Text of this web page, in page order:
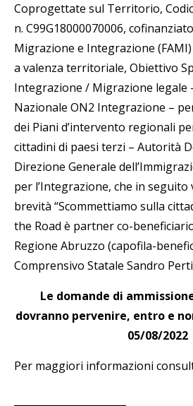
Coprogettate sul Territorio,
n. C99G18000070006,
Migrazione e Integrazione
a valenza territoriale, Obiettivo
Integrazione / Migrazione legale
Nazionale ON2 Integrazione –
dei Piani d’intervento regionali
cittadini di paesi terzi – Autorità
Direzione Generale
per l’Integrazione, che in
brevità “Scommettiamo sulla
the Road è partner co-
Regione Abruzzo (capofila-
Comprensivo Statale Sandro
Le domande di
dovranno pervenire, entro e
05/08/2022
Per maggiori informazioni